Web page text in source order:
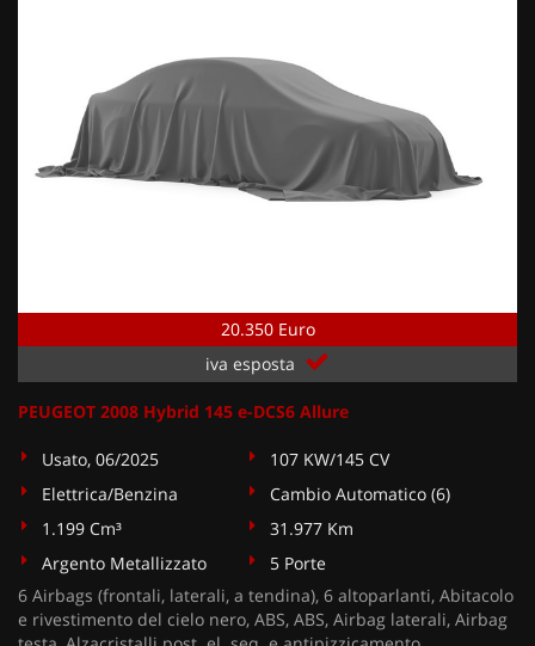
20.350 Euro
iva esposta
PEUGEOT 2008 Hybrid 145 e-DCS6 Allure
Usato, 06/2025
107 KW/145 CV
Elettrica/Benzina
Cambio Automatico (6)
1.199 Cm³
31.977 Km
Argento Metallizzato
5 Porte
6 Airbags (frontali, laterali, a tendina), 6 altoparlanti, Abitacolo
e rivestimento del cielo nero, ABS, ABS, Airbag laterali, Airbag